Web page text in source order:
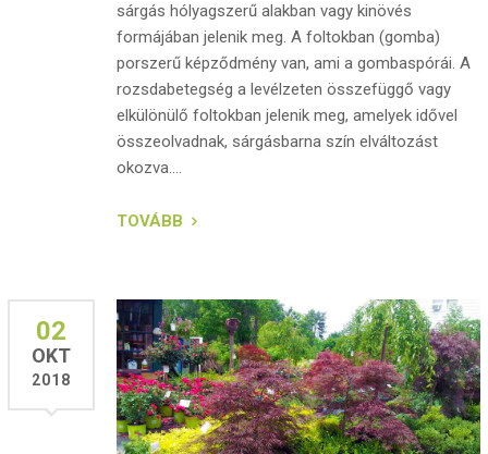
sárgás hólyagszerű alakban vagy kinövés
formájában jelenik meg. A foltokban (gomba)
porszerű képződmény van, ami a gombaspórái. A
rozsdabetegség a levélzeten összefüggő vagy
elkülönülő foltokban jelenik meg, amelyek idővel
összeolvadnak, sárgásbarna szín elváltozást
okozva....
TOVÁBB
02
OKT
2018